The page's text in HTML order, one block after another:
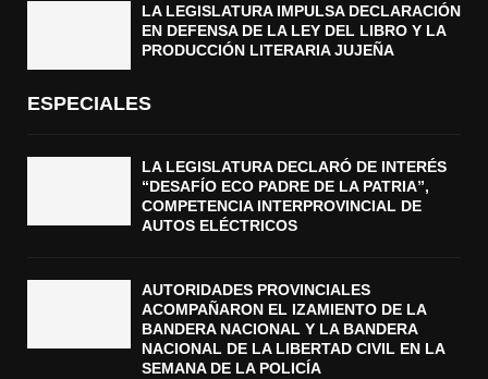
LA LEGISLATURA IMPULSA DECLARACIÓN
EN DEFENSA DE LA LEY DEL LIBRO Y LA
PRODUCCIÓN LITERARIA JUJEÑA
ESPECIALES
LA LEGISLATURA DECLARÓ DE INTERÉS
“DESAFÍO ECO PADRE DE LA PATRIA”,
COMPETENCIA INTERPROVINCIAL DE
AUTOS ELÉCTRICOS
AUTORIDADES PROVINCIALES
ACOMPAÑARON EL IZAMIENTO DE LA
BANDERA NACIONAL Y LA BANDERA
NACIONAL DE LA LIBERTAD CIVIL EN LA
SEMANA DE LA POLICÍA